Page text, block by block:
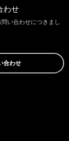
わせ
い合わせにつきまし
合わせ